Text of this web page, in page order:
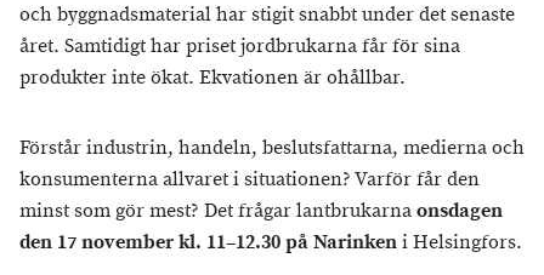
och byggnadsmaterial har stigit snabbt under det senaste
året. Samtidigt har priset jordbrukarna får för sina
produkter inte ökat. Ekvationen är ohållbar.
Förstår industrin, handeln, beslutsfattarna, medierna och
konsumenterna allvaret i situationen? Varför får den
minst som gör mest? Det frågar lantbrukarnaonsdagen
den 17 november kl. 11–12.30 på Narinkeni Helsingfors.